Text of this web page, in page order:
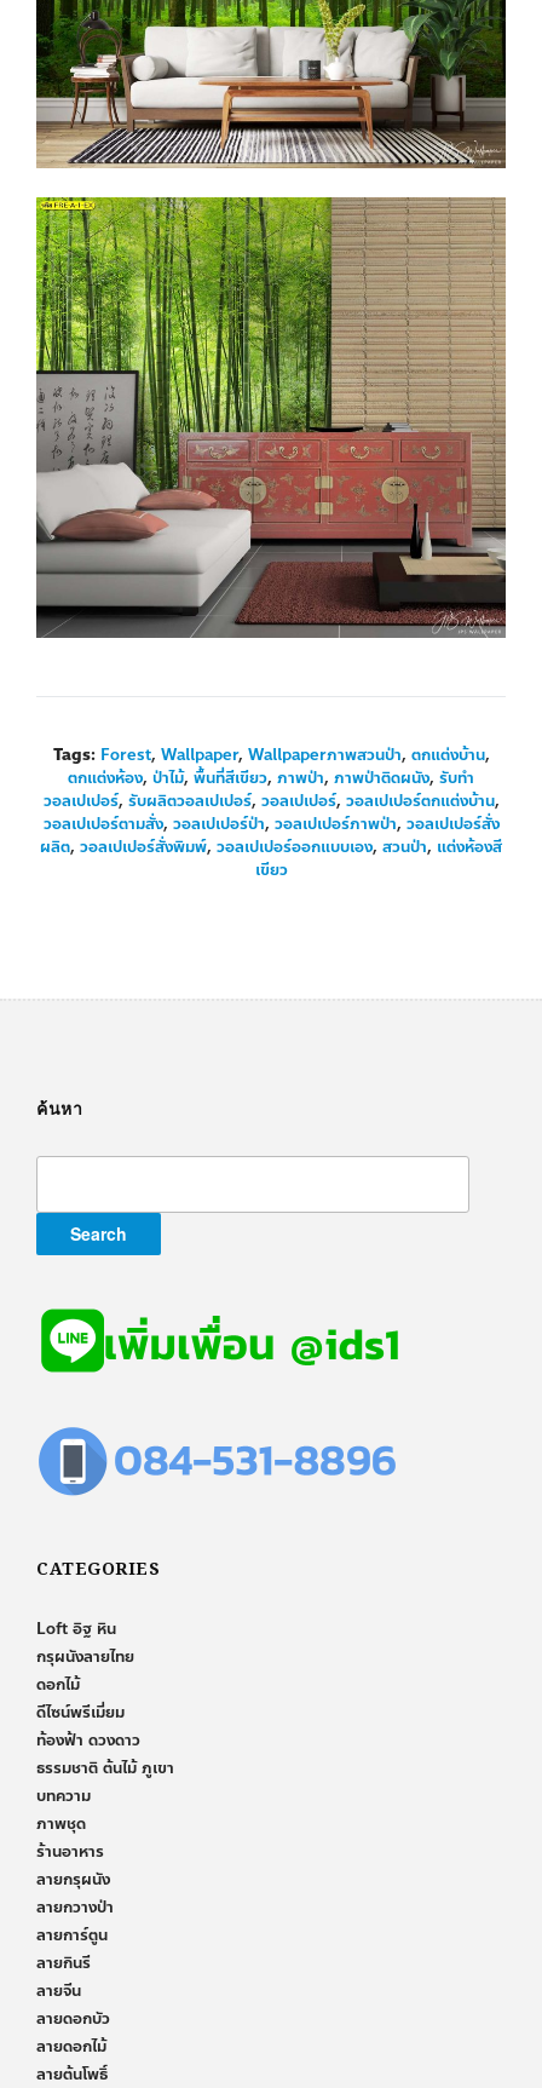
Tags: Forest, Wallpaper, Wallpaperภาพสวนป่า, ตกแต่งบ้าน,
ตกแต่งห้อง, ป่าไม้, พื้นที่สีเขียว, ภาพป่า, ภาพป่าติดผนัง, รับทำ
วอลเปเปอร์, รับผลิตวอลเปเปอร์, วอลเปเปอร์, วอลเปเปอร์ตกแต่งบ้าน,
วอลเปเปอร์ตามสั่ง, วอลเปเปอร์ป่า, วอลเปเปอร์ภาพป่า, วอลเปเปอร์สั่ง
ผลิต, วอลเปเปอร์สั่งพิมพ์, วอลเปเปอร์ออกแบบเอง, สวนป่า, แต่งห้องสี
เขียว
ค้นหา
CATEGORIES
Loft อิฐ หิน
กรุผนังลายไทย
ดอกไม้
ดีไซน์พรีเมี่ยม
ท้องฟ้า ดวงดาว
ธรรมชาติ ต้นไม้ ภูเขา
บทความ
ภาพชุด
ร้านอาหาร
ลายกรุผนัง
ลายกวางป่า
ลายการ์ตูน
ลายกินรี
ลายจีน
ลายดอกบัว
ลายดอกไม้
ลายต้นโพธิ์